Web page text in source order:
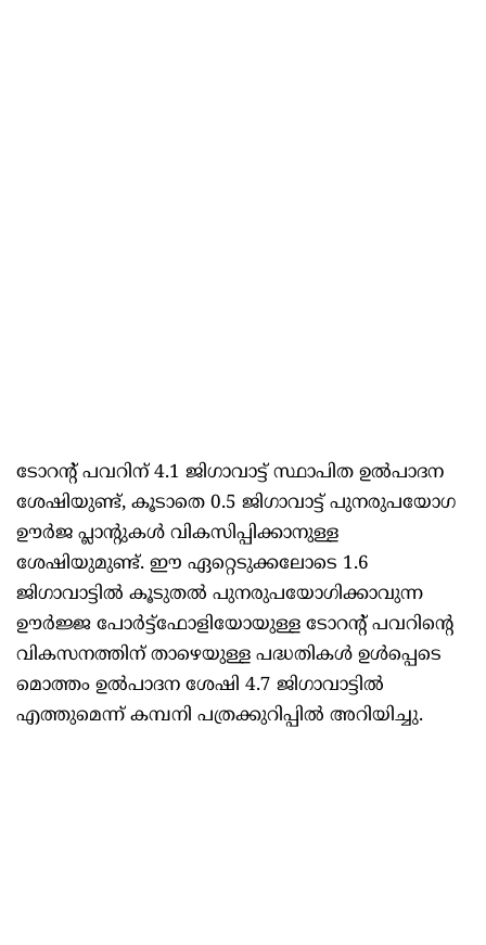
ടോറന്റ് പവറിന് 4.1 ജിഗാവാട്ട് സ്ഥാപിത ഉൽപാദന
ശേഷിയുണ്ട്, കൂടാതെ 0.5 ജിഗാവാട്ട് പുനരുപയോഗ
ഊർജ പ്ലാന്റുകൾ വികസിപ്പിക്കാനുള്ള
ശേഷിയുമുണ്ട്. ഈ ഏറ്റെടുക്കലോടെ 1.6
ജിഗാവാട്ടിൽ കൂടുതൽ പുനരുപയോഗിക്കാവുന്ന
ഊർജ്ജ പോർട്ട്‌ഫോളിയോയുള്ള ടോറന്റ് പവറിന്റെ
വികസനത്തിന് താഴെയുള്ള പദ്ധതികൾ ഉൾപ്പെടെ
മൊത്തം ഉൽപാദന ശേഷി 4.7 ജിഗാവാട്ടിൽ
എത്തുമെന്ന് കമ്പനി പത്രക്കുറിപ്പിൽ അറിയിച്ചു.